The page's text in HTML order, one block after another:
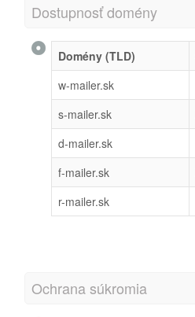
Dostupnosť domény
Domény (TLD)
w-mailer.sk
s-mailer.sk
d-mailer.sk
f-mailer.sk
r-mailer.sk
Ochrana súkromia